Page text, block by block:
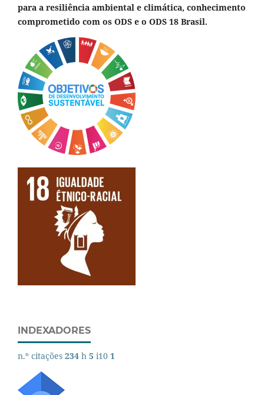
para a resiliência ambiental e climática, conhecimento
comprometido com os ODS e o ODS 18 Brasil.
INDEXADORES
n.º citações 234 h 5 i10 1